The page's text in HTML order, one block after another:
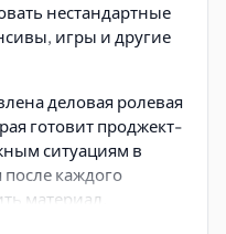
на системном
поведение
решения
нестандартные
игры и другие
деловая ролевая
готовит проджект-
ситуациям в
после каждого
материал.